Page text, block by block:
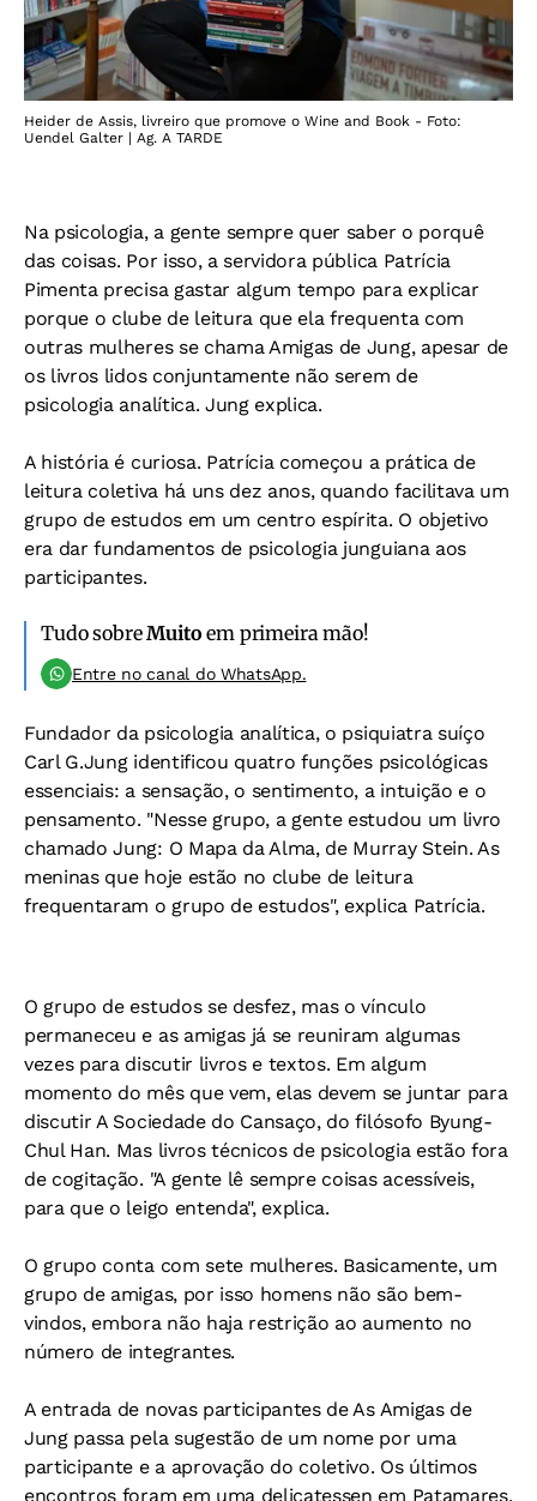
Heider de Assis, livreiro que promove o Wine and Book - Foto:
Uendel Galter | Ag. A TARDE
Na psicologia, a gente sempre quer saber o porquê
das coisas. Por isso, a servidora pública Patrícia
Pimenta precisa gastar algum tempo para explicar
porque o clube de leitura que ela frequenta com
outras mulheres se chama Amigas de Jung, apesar de
os livros lidos conjuntamente não serem de
psicologia analítica. Jung explica.
A história é curiosa. Patrícia começou a prática de
leitura coletiva há uns dez anos, quando facilitava um
grupo de estudos em um centro espírita. O objetivo
era dar fundamentos de psicologia junguiana aos
participantes.
Tudo sobreMuito em primeira mão!
Entre no canal do WhatsApp.
Fundador da psicologia analítica, o psiquiatra suíço
Carl G.Jung identificou quatro funções psicológicas
essenciais: a sensação, o sentimento, a intuição e o
pensamento. "Nesse grupo, a gente estudou um livro
chamado Jung: O Mapa da Alma, de Murray Stein. As
meninas que hoje estão no clube de leitura
frequentaram o grupo de estudos", explica Patrícia.
O grupo de estudos se desfez, mas o vínculo
permaneceu e as amigas já se reuniram algumas
vezes para discutir livros e textos. Em algum
momento do mês que vem, elas devem se juntar para
discutir A Sociedade do Cansaço, do filósofo Byung-
Chul Han. Mas livros técnicos de psicologia estão fora
de cogitação. "A gente lê sempre coisas acessíveis,
para que o leigo entenda", explica.
O grupo conta com sete mulheres. Basicamente, um
grupo de amigas, por isso homens não são bem-
vindos, embora não haja restrição ao aumento no
número de integrantes.
A entrada de novas participantes de As Amigas de
Jung passa pela sugestão de um nome por uma
participante e a aprovação do coletivo. Os últimos
encontros foram em uma delicatessen em Patamares,